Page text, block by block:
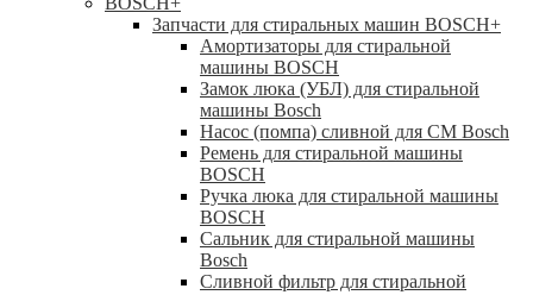
Запчасти для стиральных машин BOSCH+
Амортизаторы для стиральной
машины BOSCH
Замок люка (УБЛ) для стиральной
машины Bosch
Насос (помпа) сливной для СМ Bosch
Ремень для стиральной машины
BOSCH
Ручка люка для стиральной машины
BOSCH
Сальник для стиральной машины
Bosch
Сливной фильтр для стиральной